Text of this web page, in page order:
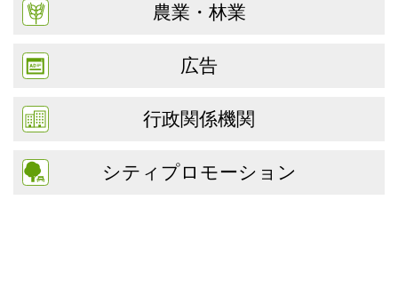
農業・林業
広告
行政関係機関
シティプロモーション